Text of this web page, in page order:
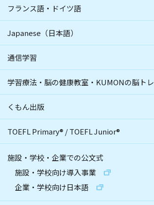
フランス語・ドイツ語
Japanese（日本語）
通信学習
学習療法・脳の健康教室・KUMONの脳トレ
くもん出版
TOEFL Primary® /TOEFL Junior®
施設・学校・企業での公文式
施設・学校向け導入事業
企業・学校向け日本語